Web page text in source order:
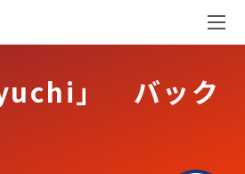
メ
」 バック